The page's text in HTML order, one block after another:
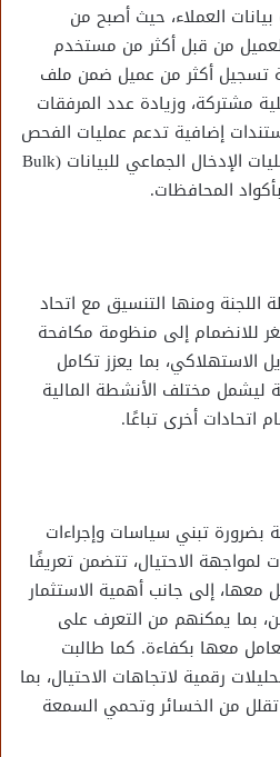
العملاء، حيث أصبح من
من قبل أكثر من مستخدم
تسجيل أكثر من عميل ضمن ملف
مشتركة، وزيادة عدد المرفقات
إضافية تدعم عمليات الفحص
والتحقق. وكذلك تسهيل عمليات الإدخال الجماعي للبيانات (Bulk
اللجنة ومنها التنسيق مع اتحاد
للانضمام إلى منظومة مكافحة
الاستهلاكي، بما يعزز تكامل
ليشمل مختلف الأنشطة المالية
اتحادات أخرى تباعًا.
بضرورة تبني سياسات وإجراءات
الاحتيال، تتضمن تعريفًا
معها، إلى جانب أهمية الاستثمار
بما يمكنهم من التعرف على
معها بكفاءة. كما طالبت
رقمية لاتجاهات الاحتيال، بما
تقلل من الخسائر وتحمي السمعة